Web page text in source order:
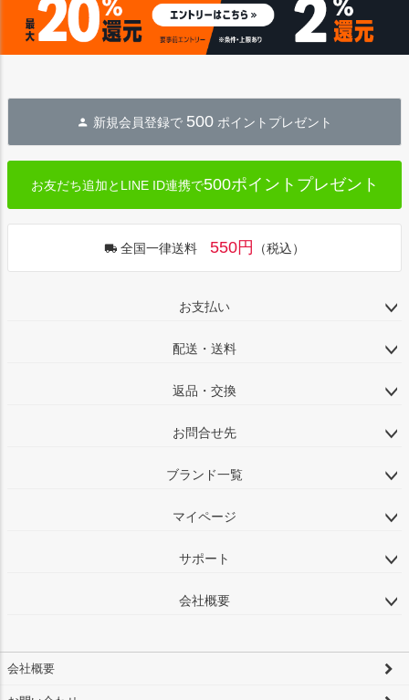
新規会員登録で 500 ポイントプレゼント
お友だち追加とLINE ID連携で500ポイントプレゼント
全国一律送料 550円 （税込）
お支払い
配送・送料
返品・交換
お問合せ先
ブランド一覧
マイページ
サポート
会社概要
会社概要